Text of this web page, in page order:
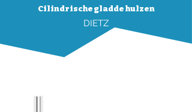
Cilindrische gladde hulzen
DIETZ